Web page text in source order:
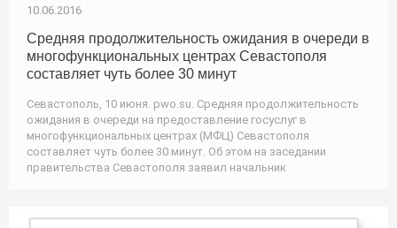
10.06.2016
Средняя продолжительность ожидания в очереди в
многофункциональных центрах Севастополя
составляет чуть более 30 минут
Севастополь, 10 июня. pwo.su. Средняя продолжительность
ожидания в очереди на предоставление госуслуг в
многофункциональных центрах (МФЦ) Севастополя
составляет чуть более 30 минут. Об этом на заседании
правительства Севастополя заявил начальник